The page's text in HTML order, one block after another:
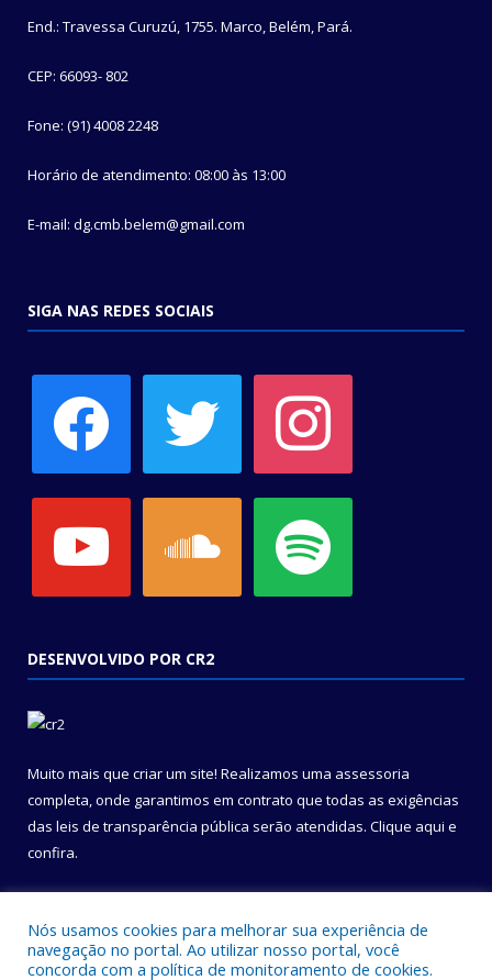
End.: Travessa Curuzú, 1755. Marco, Belém, Pará.
CEP: 66093- 802
Fone: (91) 4008 2248
Horário de atendimento: 08:00 às 13:00
E-mail: dg.cmb.belem@gmail.com
SIGA NAS REDES SOCIAIS
DESENVOLVIDO POR CR2
Muito mais que criar um site! Realizamos uma assessoria
completa, onde garantimos em contrato que todas as exigências
das leis de transparência pública serão atendidas. Clique aqui e
confira.
Nós usamos cookies para melhorar sua experiência de
navegação no portal. Ao utilizar nosso portal, você
concorda com a política de monitoramento de cookies.